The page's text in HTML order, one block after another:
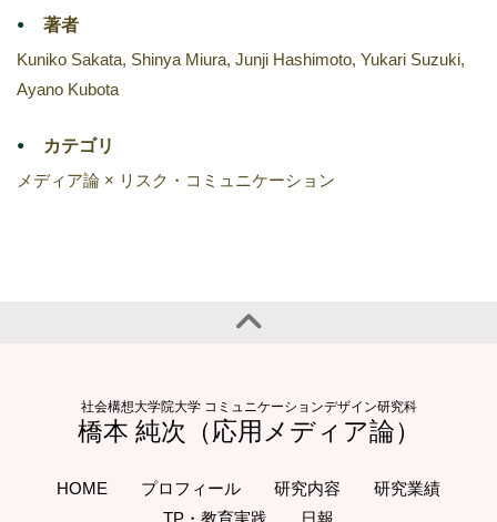
著者
Kuniko Sakata, Shinya Miura, Junji Hashimoto, Yukari Suzuki,
Ayano Kubota
カテゴリ
メディア論 × リスク・コミュニケーション
社会構想大学院大学 コミュニケーションデザイン研究科
橋本 純次（応用メディア論）
HOME プロフィール 研究内容
研究業績
TP・教育実践
日報